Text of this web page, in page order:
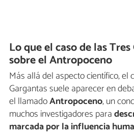
Lo que el caso de las
sobre el Antropoceno
Más allá del aspecto científico, el
Gargantas suele aparecer en
el llamadoAntropoceno, un
muchos investigadores para
marcada por la influencia